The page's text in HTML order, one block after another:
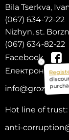
Bila Tserkva,
(067) 634-72-22
Nizhyn, st.
(067) 634-82-22
Facebook
Електронна
Hot line of trust:
anti-
Register